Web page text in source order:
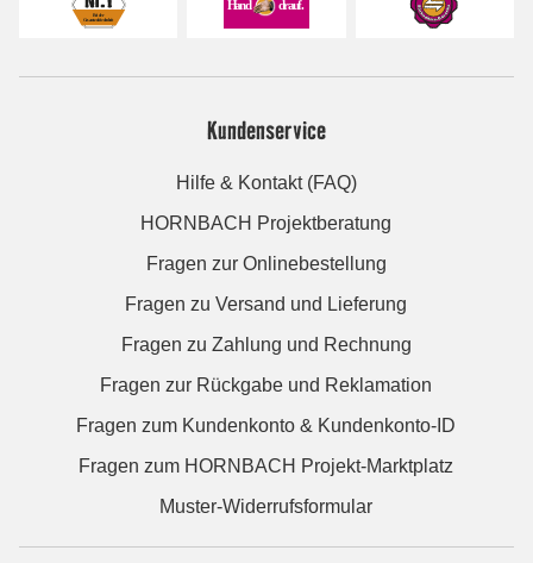
Kundenservice
Hilfe & Kontakt (FAQ)
HORNBACH Projektberatung
Fragen zur Onlinebestellung
Fragen zu Versand und Lieferung
Fragen zu Zahlung und Rechnung
Fragen zur Rückgabe und Reklamation
Fragen zum Kundenkonto & Kundenkonto-ID
Fragen zum HORNBACH Projekt-Marktplatz
Muster-Widerrufsformular